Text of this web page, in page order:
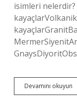
isimleri nelerdir?
Devamını okuyun